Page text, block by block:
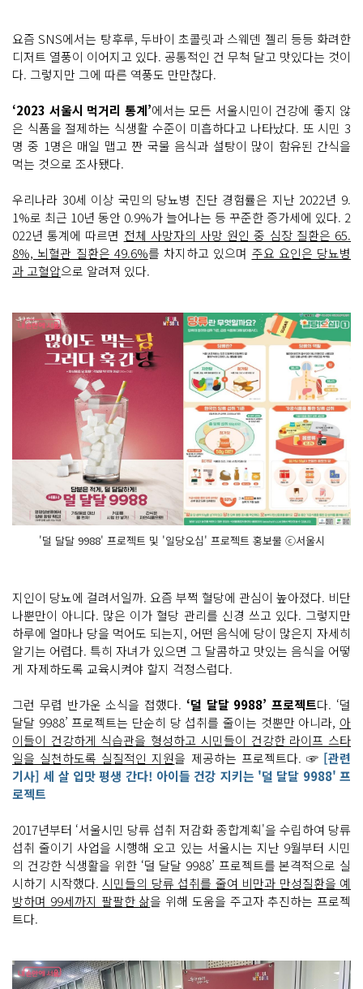
요즘 SNS에서는 탕후루, 두바이 초콜릿과 스웨덴 젤리 등등 화려한
디저트 열풍이 이어지고 있다. 공통적인 건 무척 달고 맛있다는 것이
다. 그렇지만 그에 따른 역풍도 만만찮다.
‘2023 서울시 먹거리 통계’에서는 모든 서울시민이 건강에 좋지 않
은 식품을 절제하는 식생활 수준이 미흡하다고 나타났다. 또 시민 3
명 중 1명은 매일 맵고 짠 국물 음식과 설탕이 많이 함유된 간식을
먹는 것으로 조사됐다.
우리나라 30세 이상 국민의 당뇨병 진단 경험률은 지난 2022년 9.
1%로 최근 10년 동안 0.9%가 늘어나는 등 꾸준한 증가세에 있다. 2
022년 통계에 따르면 전체 사망자의 사망 원인 중 심장 질환은 65.
8%, 뇌혈관 질환은 49.6%를 차지하고 있으며 주요 요인은 당뇨병
과 고혈압으로 알려져 있다.
'덜 달달 9988' 프로젝트 및 '일당오십' 프로젝트 홍보물 ⓒ서울시
지인이 당뇨에 걸려서일까. 요즘 부쩍 혈당에 관심이 높아졌다. 비단
나뿐만이 아니다. 많은 이가 혈당 관리를 신경 쓰고 있다. 그렇지만
하루에 얼마나 당을 먹어도 되는지, 어떤 음식에 당이 많은지 자세히
알기는 어렵다. 특히 자녀가 있으면 그 달콤하고 맛있는 음식을 어떻
게 자제하도록 교육시켜야 할지 걱정스럽다.
그런 무렵 반가운 소식을 접했다. ‘덜 달달 9988’ 프로젝트다. ‘덜
달달 9988’ 프로젝트는 단순히 당 섭취를 줄이는 것뿐만 아니라, 아
이들이 건강하게 식습관을 형성하고 시민들이 건강한 라이프 스타
일을 실천하도록 실질적인 지원을 제공하는 프로젝트다. ☞[관련
기사] 세 살 입맛 평생 간다! 아이들 건강 지키는 '덜 달달 9988' 프
로젝트
2017년부터 ‘서울시민 당류 섭취 저감화 종합계획'을 수립하여 당류
섭취 줄이기 사업을 시행해 오고 있는 서울시는 지난 9월부터 시민
의 건강한 식생활을 위한 ‘덜 달달 9988’ 프로젝트를 본격적으로 실
시하기 시작했다. 시민들의 당류 섭취를 줄여 비만과 만성질환을 예
방하며 99세까지 팔팔한 삶을 위해 도움을 주고자 추진하는 프로젝
트다.